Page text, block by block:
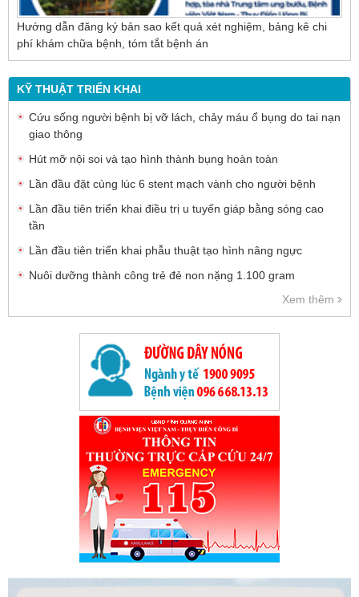
Hướng dẫn đăng ký bản sao kết quả xét nghiệm, bảng kê chi
phí khám chữa bệnh, tóm tắt bệnh án
KỸ THUẬT TRIỂN KHAI
Cứu sống người bệnh bị vỡ lách, chảy máu ổ bụng do tai nạn
giao thông
Hút mỡ nội soi và tạo hình thành bụng hoàn toàn
Lần đầu đặt cùng lúc 6 stent mạch vành cho người bệnh
Lần đầu tiên triển khai điều trị u tuyến giáp bằng sóng cao
tần
Lần đầu tiên triển khai phẫu thuật tạo hình nâng ngực
Nuôi dưỡng thành công trẻ đẻ non nặng 1.100 gram
Xem thêm